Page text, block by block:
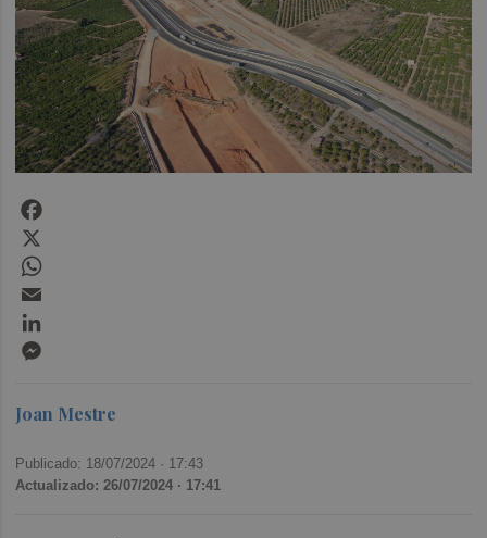
Joan Mestre
Publicado: 18/07/2024 · 17:43
Actualizado: 26/07/2024 · 17:41